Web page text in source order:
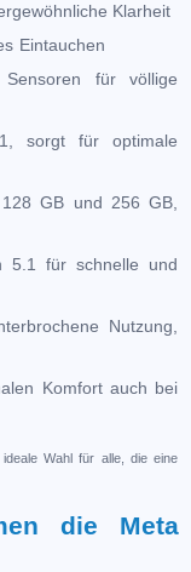
Klarheit
Eintauchen
für völlige
sorgt für optimale
GB und 256 GB,
5.1 für schnelle und
Nutzung,
Komfort auch bei
Wahl für alle, die eine
die Meta